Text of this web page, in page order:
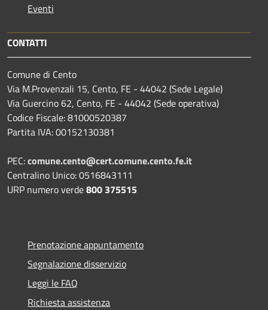
Eventi
CONTATTI
Comune di Cento
Via M.Provenzali 15, Cento, FE - 44042 (Sede Legale)
Via Guercino 62, Cento, FE - 44042 (Sede operativa)
Codice Fiscale: 81000520387
Partita IVA: 00152130381
PEC:comune.cento@cert.comune.cento.fe.it
Centralino Unico: 0516843111
URP numero verde800 375515
Prenotazione appuntamento
Segnalazione disservizio
Leggi le FAQ
Richiesta assistenza